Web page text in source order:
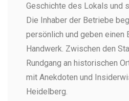
Geschichte des Lokals und
Die Inhaber der Betriebe
persönlich und geben einen
Handwerk. Zwischen den
Rundgang an historischen
mit Anekdoten und
Heidelberg.